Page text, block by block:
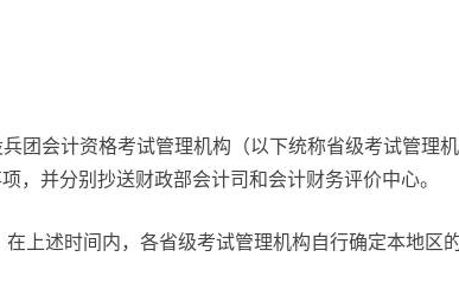
团会计资格考试管理机构（以下统称省级考试管理
，并分别抄送财政部会计司和会计财务评价中心。
上述时间内，各省级考试管理机构自行确定本地区